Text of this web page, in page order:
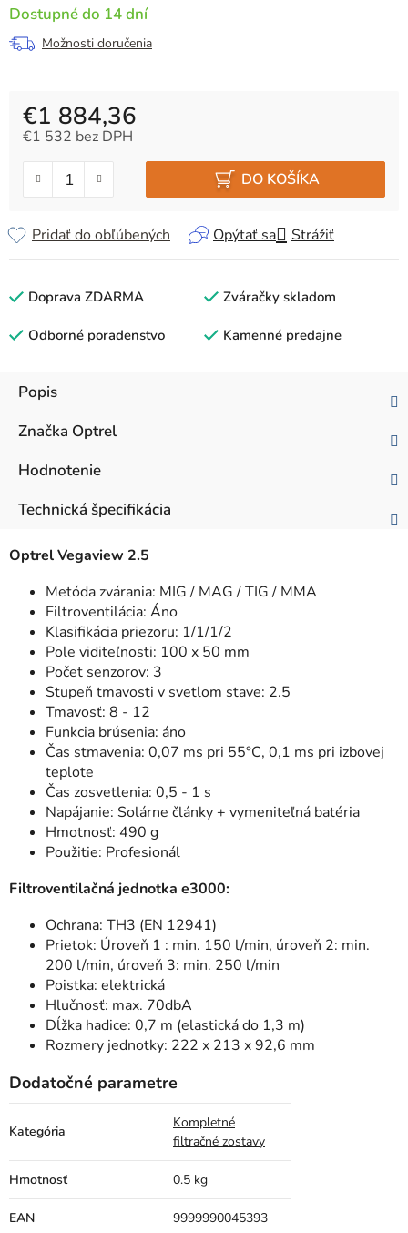
Dostupné do 14 dní
Možnosti doručenia
€1 884,36
€1 532 bez DPH
DO KOŠÍKA
Opýtať sa Strážiť
Pridať do obľúbených
Doprava ZDARMA Zváračky skladom
Odborné poradenstvo Kamenné predajne
Popis
Značka Optrel
Hodnotenie
Technická špecifikácia
Optrel Vegaview 2.5
Metóda zvárania: MIG / MAG / TIG / MMA
Filtroventilácia: Áno
Klasifikácia priezoru: 1/1/1/2
Pole viditeľnosti: 100 x 50 mm
Počet senzorov: 3
Stupeň tmavosti v svetlom stave: 2.5
Tmavosť: 8 - 12
Funkcia brúsenia: áno
Čas stmavenia: 0,07 ms pri 55°C, 0,1 ms pri izbovej
teplote
Čas zosvetlenia: 0,5 - 1 s
Napájanie: Solárne články + vymeniteľná batéria
Hmotnosť: 490 g
Použitie: Profesionál
Filtroventilačná jednotka e3000:
Ochrana: TH3 (EN 12941)
Prietok: Úroveň 1 : min. 150 l/min, úroveň 2: min.
200 l/min, úroveň 3: min. 250 l/min
Poistka: elektrická
Hlučnosť: max. 70dbA
Dĺžka hadice: 0,7 m (elastická do 1,3 m)
Rozmery jednotky: 222 x 213 x 92,6 mm
Dodatočné parametre
Kategória
Kompletné
filtračné zostavy
Hmotnosť 0.5 kg
EAN 9999990045393